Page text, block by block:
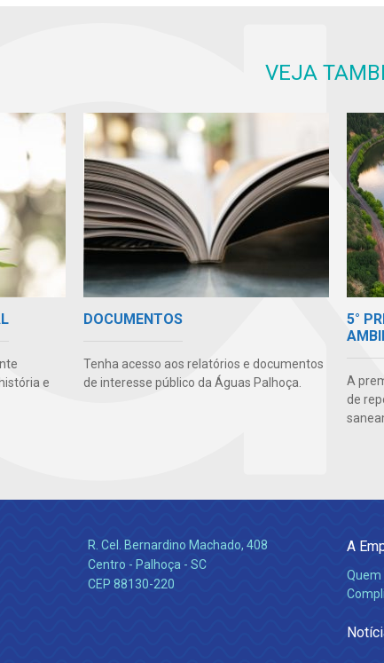
VEJA
e
DOCUMENTOS
Tenha acesso aos relatórios e documentos
de interesse público da Águas Palhoça.
5°
A
de
R. Cel. Bernardino Machado, 408
Centro - Palhoça - SC
CEP 88130-220
A
Quem